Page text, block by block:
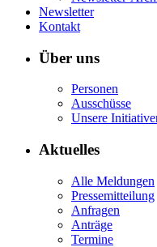
Newsletter
Kontakt
Über uns
Personen
Ausschüsse
Unsere
Aktuelles
Alle Meldungen
Pressemitteilung
Anfragen
Anträge
Termine